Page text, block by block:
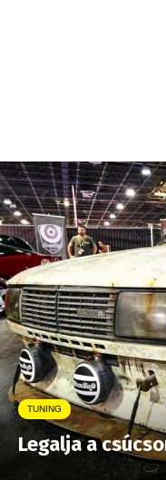
TUNING
Legalja a